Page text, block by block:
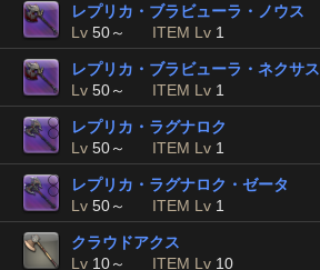
レプリカ・ブラビューラ・ノウス
Lv 50～ ITEM Lv 1
レプリカ・ブラビューラ・ネクサス
Lv 50～ ITEM Lv 1
レプリカ・ラグナロク
Lv 50～ ITEM Lv 1
レプリカ・ラグナロク・ゼータ
Lv 50～ ITEM Lv 1
クラウドアクス
Lv 10～ ITEM Lv 10